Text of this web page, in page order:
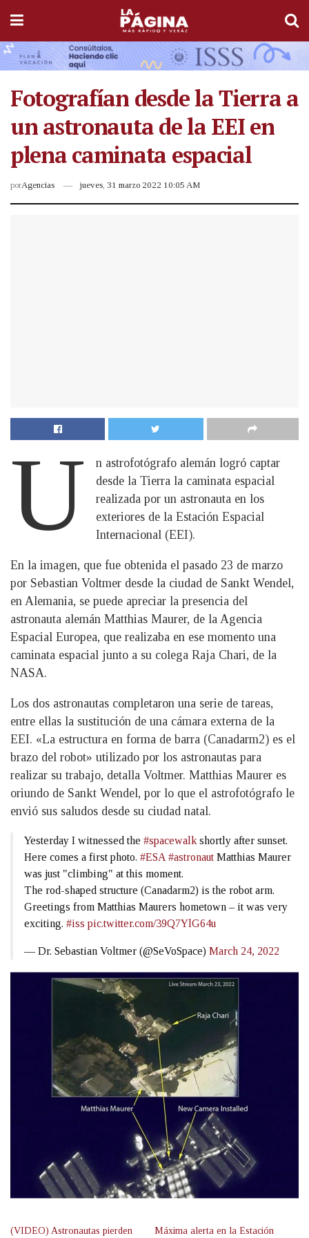
Fotografían desde la Tierra a
un astronauta de la EEI en
plena caminata espacial
porAgencias jueves, 31 marzo 2022 10:05 AM
U
n astrofotógrafo alemán logró captar
desde la Tierra la caminata espacial
realizada por un astronauta en los
exteriores de la Estación Espacial
Internacional (EEI).
En la imagen, que fue obtenida el pasado 23 de marzo
por Sebastian Voltmer desde la ciudad de Sankt Wendel,
en Alemania, se puede apreciar la presencia del
astronauta alemán Matthias Maurer, de la Agencia
Espacial Europea, que realizaba en ese momento una
caminata espacial junto a su colega Raja Chari, de la
NASA.
Los dos astronautas completaron una serie de tareas,
entre ellas la sustitución de una cámara externa de la
EEI. «La estructura en forma de barra (Canadarm2) es el
brazo del robot» utilizado por los astronautas para
realizar su trabajo, detalla Voltmer. Matthias Maurer es
oriundo de Sankt Wendel, por lo que el astrofotógrafo le
envió sus saludos desde su ciudad natal.
Yesterday I witnessed the #spacewalk shortly after sunset.
Here comes a first photo. #ESA #astronaut Matthias Maurer
was just "climbing" at this moment.
The rod-shaped structure (Canadarm2) is the robot arm.
Greetings from Matthias Maurers hometown – it was very
exciting. #iss pic.twitter.com/39Q7YlG64u
— Dr. Sebastian Voltmer (@SeVoSpace) March 24, 2022
(VIDEO) Astronautas pierden Máxima alerta en la Estación